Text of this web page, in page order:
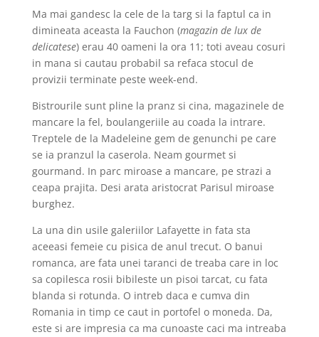
Ma mai gandesc la cele de la targ si la faptul ca in
dimineata aceasta la Fauchon (magazin de lux de
delicatese) erau 40 oameni la ora 11; toti aveau cosuri
in mana si cautau probabil sa refaca stocul de
provizii terminate peste week-end.
Bistrourile sunt pline la pranz si cina, magazinele de
mancare la fel, boulangeriile au coada la intrare.
Treptele de la Madeleine gem de genunchi pe care
se ia pranzul la caserola. Neam gourmet si
gourmand. In parc miroase a mancare, pe strazi a
ceapa prajita. Desi arata aristocrat Parisul miroase
burghez.
La una din usile galeriilor Lafayette in fata sta
aceeasi femeie cu pisica de anul trecut. O banui
romanca, are fata unei taranci de treaba care in loc
sa copilesca rosii bibileste un pisoi tarcat, cu fata
blanda si rotunda. O intreb daca e cumva din
Romania in timp ce caut in portofel o moneda. Da,
este si are impresia ca ma cunoaste caci ma intreaba